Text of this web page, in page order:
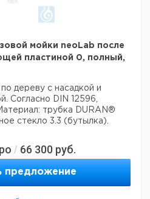
мойки neoLab после
пластиной 0, полный,
дереву с насадкой и
Согласно DIN 12596,
трубка DURAN®
стекло 3.3 (бутылка).
/ 66 300 руб.
предложение